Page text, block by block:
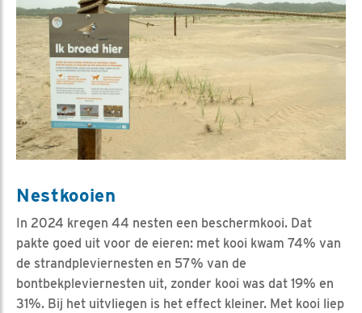
Nestkooien
In 2024 kregen 44 nesten een beschermkooi. Dat
pakte goed uit voor de eieren: met kooi kwam 74% van
de strandpleviernesten en 57% van de
bontbekpleviernesten uit, zonder kooi was dat 19% en
31%. Bij het uitvliegen is het effect kleiner. Met kooi liep